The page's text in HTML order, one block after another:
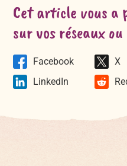
Cet article vous a
sur vos réseaux
Facebook X
LinkedIn